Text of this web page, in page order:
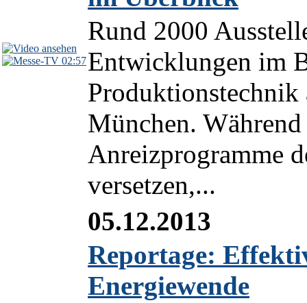
02:57
Rund 2000
Entwicklungen im
München.
Anreizprogramme
versetzen,...
05.12.2013
Reportage:
Energiewende